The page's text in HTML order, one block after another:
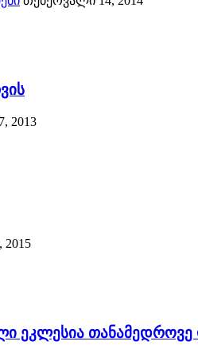
2013
2015
ეკლესია თანამედროვე